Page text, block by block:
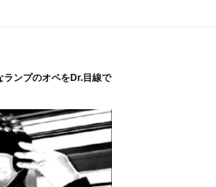
ンプのオペをDr.目線で